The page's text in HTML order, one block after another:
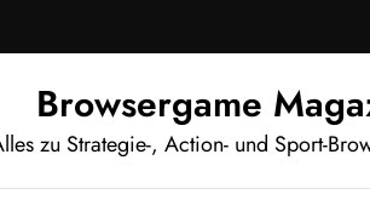
Browsergame
zu Strategie-, Action- und Sport-